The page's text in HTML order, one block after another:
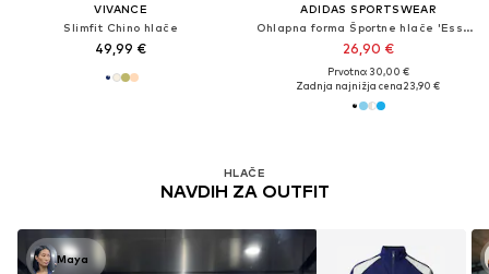
VIVANCE
Slimfit Chino hlače
49,99 €
ADIDAS SPORTSWEAR
Ohlapna forma Športne hlače 'Essentials'
26,90 €
Prvotno: 30,00 €
Zadnja najnižja cena23,90 €
HLAČE
NAVDIH ZA OUTFIT
Maya